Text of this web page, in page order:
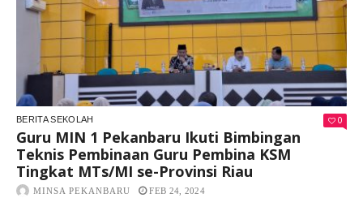
BERITA SEKOLAH 0
Guru MIN 1 Pekanbaru Ikuti Bimbingan
Teknis Pembinaan Guru Pembina KSM
Tingkat MTs/MI se-Provinsi Riau
MINSA PEKANBARU FEB 24, 2024